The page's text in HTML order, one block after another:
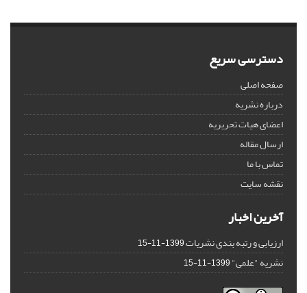
دسترسی سریع
صفحه اصلی
درباره نشریه
اعضای هیات تحریریه
ارسال مقاله
تماس با ما
نقشه سایت
آخرین اخبار
ارزیابی و رتبه بندی نشریات1399-11-15
نشریه "علمی"1399-11-15